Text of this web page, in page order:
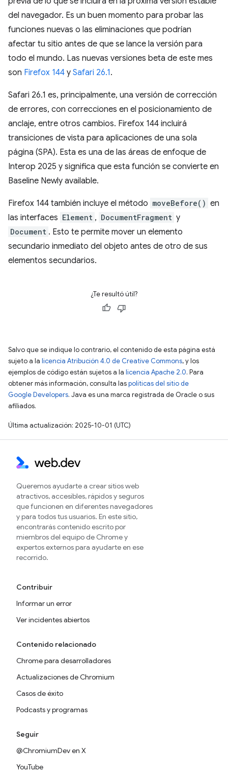
del navegador. Es un buen momento para probar las
funciones nuevas o las eliminaciones que podrían
afectar tu sitio antes de que se lance la versión para
todo el mundo. Las nuevas versiones beta de este mes
son Firefox 144 y Safari 26.1.
Safari 26.1 es, principalmente, una versión de corrección
de errores, con correcciones en el posicionamiento de
anclaje, entre otros cambios. Firefox 144 incluirá
transiciones de vista para aplicaciones de una sola
página (SPA). Esta es una de las áreas de enfoque de
Interop 2025 y significa que esta función se convierte en
Baseline Newly available.
Firefox 144 también incluye el método moveBefore() en
las interfaces Element , DocumentFragment y
Document . Esto te permite mover un elemento
secundario inmediato del objeto antes de otro de sus
elementos secundarios.
¿Te resultó útil?
Salvo que se indique lo contrario, el contenido de esta página está
sujeto a la licencia Atribución 4.0 de Creative Commons, y los
ejemplos de código están sujetos a la licencia Apache 2.0. Para
obtener más información, consulta laspolíticas del sitio de
Google Developers. Java es una marca registrada de Oracle o sus
afiliados.
Última actualización: 2025-10-01 (UTC)
Queremos ayudarte a crear sitios web
atractivos, accesibles, rápidos y seguros
que funcionen en diferentes navegadores
y para todos tus usuarios. En este sitio,
encontrarás contenido escrito por
miembros del equipo de Chrome y
expertos externos para ayudarte en ese
recorrido.
Contribuir
Informar un error
Ver incidentes abiertos
Contenido relacionado
Chrome para desarrolladores
Actualizaciones de Chromium
Casos de éxito
Podcasts y programas
Seguir
@ChromiumDev en X
YouTube